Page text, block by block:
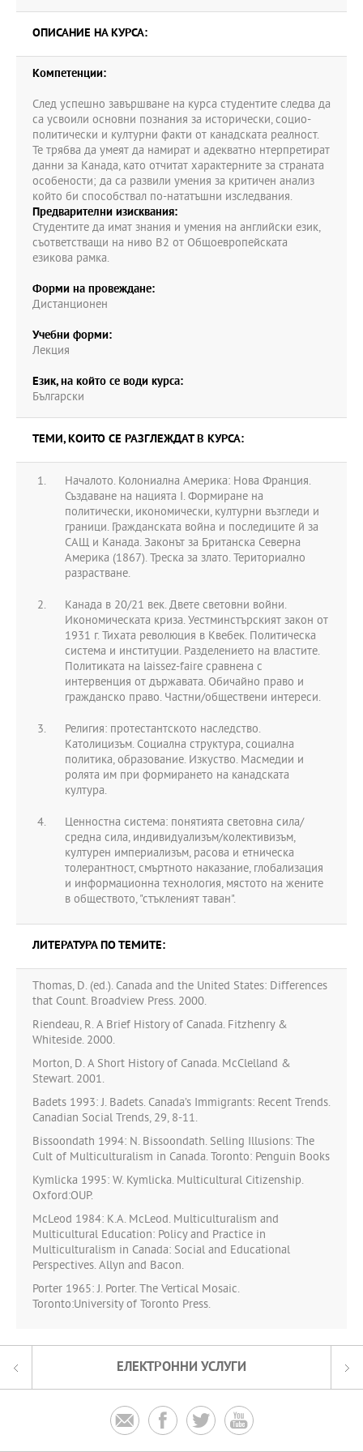
ОПИСАНИЕ НА КУРСА:
Компетенции:
След успешно завършване на курса студентите следва да
са усвоили основни познания за исторически, социо-
политически и културни факти от канадската реалност.
Те трябва да умеят да намират и адекватно нтерпретират
данни за Канада, като отчитат характерните за страната
особености; да са развили умения за критичен анализ
който би способствал по-нататъшни изследвания.
Предварителни изисквания:
Студентите да имат знания и умения на английски език,
съответстващи на ниво B2 от Общоевропейската
езикова рамка.
Форми на провеждане:
Дистанционен
Учебни форми:
Лекция
Език, на който се води курса:
Български
ТЕМИ, КОИТО СЕ РАЗГЛЕЖДАТ В КУРСА:
Началото. Колониална Америка: Нова Франция.
Създаване на нацията I. Формиране на
политически, икономически, културни възгледи и
граници. Гражданската война и последиците й за
САЩ и Канада. Законът за Британска Северна
Америка (1867). Треска за злато. Териториално
разрастване.
Канада в 20/21 век. Двете световни войни.
Икономическата криза. Уестминстърският закон от
1931 г. Тихата революция в Квебек. Политическа
система и институции. Разделението на властите.
Политиката на laissez-faire сравнена с
интервенция от държавата. Обичайно право и
гражданско право. Частни/обществени интереси.
Религия: протестантското наследство.
Католицизъм. Социална структура, социална
политика, образование. Изкуство. Масмедии и
ролята им при формирането на канадската
култура.
Ценностна система: понятията световна сила/
средна сила, индивидуализъм/колективизъм,
културен империализъм, расова и етническа
толерантност, смъртното наказание, глобализация
и информационна технология, мястото на жените
в обществото, "стъкленият таван".
ЛИТЕРАТУРА ПО ТЕМИТЕ:
Thomas, D. (ed.). Canada and the United States: Differences
that Count. Broadview Press. 2000.
Riendeau, R. A Brief History of Canada. Fitzhenry &
Whiteside. 2000.
Morton, D. A Short History of Canada. McClelland &
Stewart. 2001.
Badets 1993: J. Badets. Canada’s Immigrants: Recent Trends.
Canadian Social Trends, 29, 8-11.
Bissoondath 1994: N. Bissoondath. Selling Illusions: The
Cult of Multiculturalism in Canada. Toronto: Penguin Books
Kymlicka 1995: W. Kymlicka. Multicultural Citizenship.
Oxford:OUP.
McLeod 1984: K.A. McLeod. Multiculturalism and
Multicultural Education: Policy and Practice in
Multiculturalism in Canada: Social and Educational
Perspectives. Allyn and Bacon.
Porter 1965: J. Porter. The Vertical Mosaic.
Toronto:University of Toronto Press.
ЕЛЕКТРОННИ УСЛУГИ
   